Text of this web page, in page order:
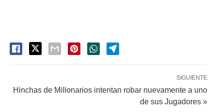
SIGUIENTE
Hinchas de Millonarios intentan robar nuevamente a uno
de sus Jugadores »